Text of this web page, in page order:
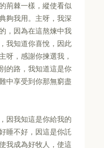
荊棘一樣，縱使看似
夠我用。主呀，我深
，因為在這熬煉中我
我知道你喜悅，因此
呀，感謝你揀選我，
的路，我知道這是你
中享受到你那無窮盡
因我知這是你給我的
睡不好，因這是你託
我成為好牧人，使這